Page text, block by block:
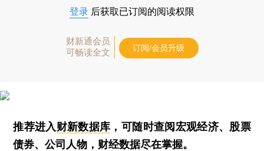
登录 后获取已订阅的阅读权限
财新通会员
可畅读全文
订阅/会员升级
推荐进入财新数据库 ，可随时查阅宏观经济、股票
债券、公司人物，财经数据尽在掌握。